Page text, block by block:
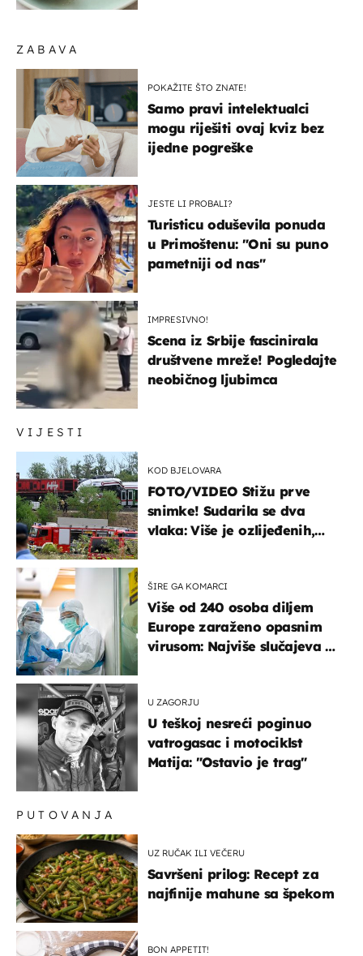
VIJESTI
KOD BJELOVARA
FOTO/VIDEO Stižu prve
snimke! Sudarila se dva
vlaka: Više je ozlijeđenih,
ŠIRE GA KOMARCI
Više od 240 osoba diljem
Europe zaraženo opasnim
virusom: Najviše slučajeva u
U ZAGORJU
U teškoj nesreći poginuo
vatrogasac i motociklst
Matija: "Ostavio je trag"
ZABAVA
POKAŽITE ŠTO ZNATE!
Samo pravi intelektualci
mogu riješiti ovaj kviz bez
ijedne pogreške
JESTE LI PROBALI?
Turisticu oduševila ponuda
u Primoštenu: "Oni su puno
pametniji od nas"
IMPRESIVNO!
Scena iz Srbije fascinirala
društvene mreže! Pogledajte
neobičnog ljubimca
PUTOVANJA
UZ RUČAK ILI VEČERU
Savršeni prilog: Recept za
najfinije mahune sa špekom
BON APPETIT!